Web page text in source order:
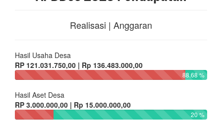
Realisasi | Anggaran
Hasil Usaha Desa
RP 121.031.750,00 | Rp 136.483.000,00
88.68 %
Hasil Aset Desa
RP 3.000.000,00 | Rp 15.000.000,00
20 %